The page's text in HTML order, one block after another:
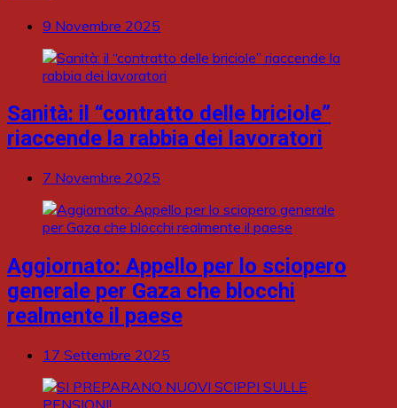
9 Novembre 2025
Sanità: il “contratto delle briciole”
riaccende la rabbia dei lavoratori
7 Novembre 2025
Aggiornato: Appello per lo sciopero
generale per Gaza che blocchi
realmente il paese
17 Settembre 2025